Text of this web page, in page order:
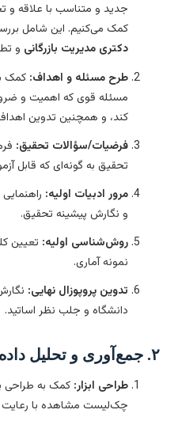
جدید و متناسب با علاقه و
کمک می‌کنیم. این شامل بررسی
دکتری مدیریت بازرگانیو تطابق
طرح مسئله و اهداف:کمک به
مسئله قوی که اهمیت و ضرورت
کند، و همچنین تدوین اهداف
فرضیات/سؤالات تحقیق:
تحقیق به گونه‌ای که قابل آزمون
مرور ادبیات اولیه: راهنمایی در
و نگارش پیشینه تحقیق.
روش‌شناسی اولیه: تعیین کلیت
نمونه آماری.
تدوین پروپوزال نهایی:نگارش
دانشگاه و جلب نظر اساتید.
طراحی ابزار: کمک به طراحی
چک‌لیست مشاهده با رعایت اصول